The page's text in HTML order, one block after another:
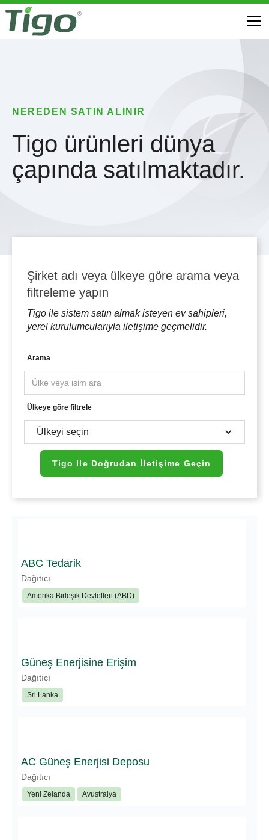
NEREDEN SATIN ALINIR
Tigo ürünleri dünya
çapında satılmaktadır.
Şirket adı veya ülkeye göre arama veya
filtreleme yapın
Tigo ile sistem satın almak isteyen ev sahipleri,
yerel kurulumcularıyla iletişime geçmelidir.
Arama
Ülkeye göre filtrele
Ülkeyi seçin
Tigo Ile Doğrudan İletişime Geçin
ABC Tedarik
Dağıtıcı
Amerika Birleşik Devletleri (ABD)
Güneş Enerjisine Erişim
Dağıtıcı
Sri Lanka
AC Güneş Enerjisi Deposu
Dağıtıcı
Yeni Zelanda Avustralya